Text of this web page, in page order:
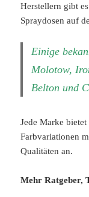
Herstellern gibt
Spraydosen auf
Einige
Molotow,
Belton und
Jede Marke
Farbvariationen
Qualitäten an.
Mehr Ratgeber,